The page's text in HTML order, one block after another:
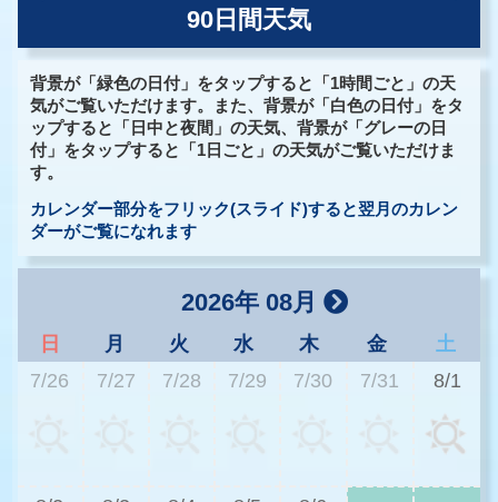
90日間天気
背景が「緑色の日付」をタップすると「1時間ごと」の天
気がご覧いただけます。また、背景が「白色の日付」をタ
ップすると「日中と夜間」の天気、背景が「グレーの日
付」をタップすると「1日ごと」の天気がご覧いただけま
す。
カレンダー部分をフリック(スライド)すると翌月のカレン
ダーがご覧になれます
2026年 08月
日 月 火 水 木 金
土
7/26
7/27 7/28 7/29 7/30 7/31 8/1